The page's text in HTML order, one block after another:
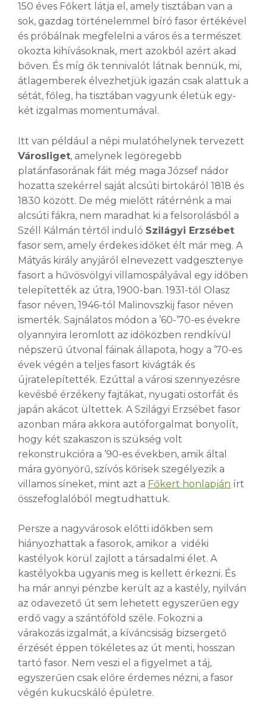
150 éves Főkert látja el, amely tisztában van a
sok, gazdag történelemmel bíró fasor értékével
és próbálnak megfelelni a város és a természet
okozta kihívásoknak, mert azokból azért akad
bőven. És míg ők tennivalót látnak bennük, mi,
átlagemberek élvezhetjük igazán csak alattuk a
sétát, főleg, ha tisztában vagyunk életük egy-
két izgalmas momentumával.
Itt van például a népi mulatóhelynek tervezett
Városliget, amelynek legöregebb
platánfasorának fáit még maga József nádor
hozatta szekérrel saját alcsúti birtokáról 1818 és
1830 között. De még mielőtt rátérnénk a mai
alcsúti fákra, nem maradhat ki a felsorolásból a
Széll Kálmán tértől induló Szilágyi Erzsébet
fasor sem, amely érdekes időket élt már meg. A
Mátyás király anyjáról elnevezett vadgesztenye
fasort a hűvösvölgyi villamospályával egy időben
telepítették az útra, 1900-ban. 1931-től Olasz
fasor néven, 1946-tól Malinovszkij fasor néven
ismerték. Sajnálatos módon a ’60-’70-es évekre
olyannyira leromlott az időközben rendkívül
népszerű útvonal fáinak állapota, hogy a ’70-es
évek végén a teljes fasort kivágták és
újratelepítették. Ezúttal a városi szennyezésre
kevésbé érzékeny fajtákat, nyugati ostorfát és
japán akácot ültettek. A Szilágyi Erzsébet fasor
azonban mára akkora autóforgalmat bonyolít,
hogy két szakaszon is szükség volt
rekonstrukcióra a ’90-es években, amik által
mára gyönyörű, szívós kőrisek szegélyezik a
villamos síneket, mint azt a Főkert honlapján írt
összefoglalóból megtudhattuk.
Persze a nagyvárosok előtti időkben sem
hiányozhattak a fasorok, amikor a vidéki
kastélyok körül zajlott a társadalmi élet. A
kastélyokba ugyanis meg is kellett érkezni. És
ha már annyi pénzbe került az a kastély, nyilván
az odavezető út sem lehetett egyszerűen egy
erdő vagy a szántóföld széle. Fokozni a
várakozás izgalmát, a kíváncsiság bizsergető
érzését éppen tökéletes az út menti, hosszan
tartó fasor. Nem veszi el a figyelmet a táj,
egyszerűen csak előre érdemes nézni, a fasor
végén kukucskáló épületre.